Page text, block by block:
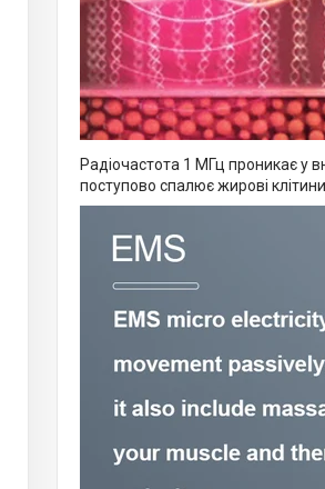
Радіочастота 1 МГц проникає у
поступово спалює жирові